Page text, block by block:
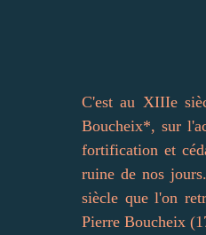
C'est au XIIIe
Boucheix*, sur
fortification et
ruine de nos
siècle que l'on
Pierre Boucheix